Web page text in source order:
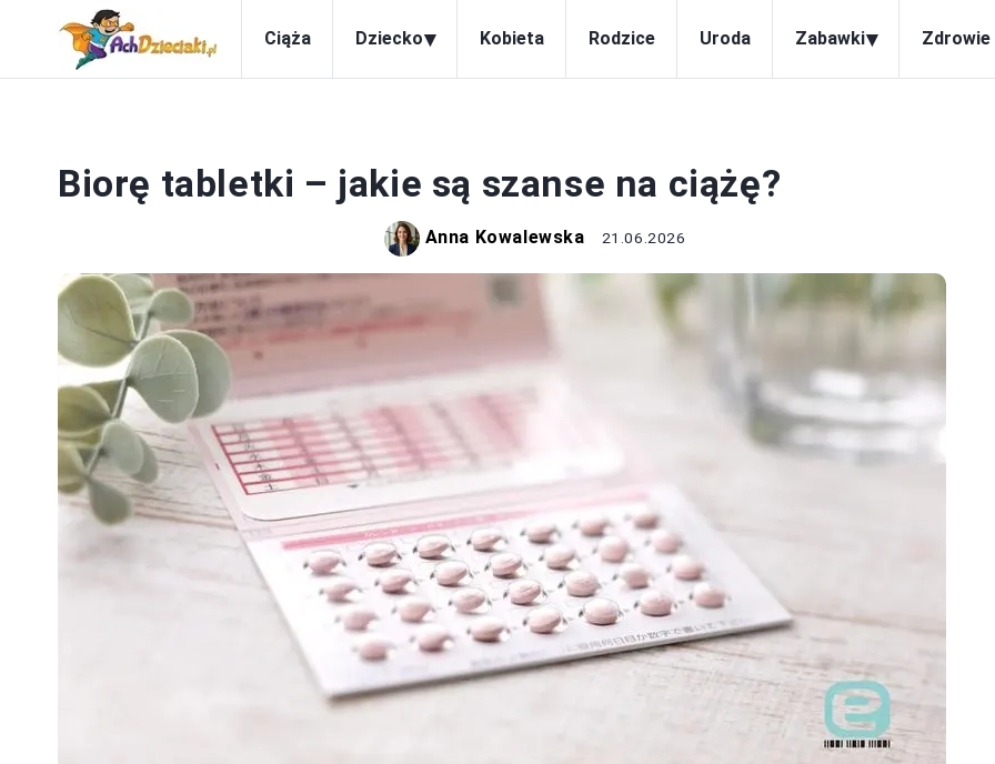
Ciąża Dziecko▾ Kobieta Rodzice Uroda Zabawki▾ Zdrowie
Biorę tabletki – jakie są szanse na ciążę?
Anna Kowalewska 21.06.2026